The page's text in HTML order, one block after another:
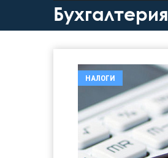
Бухгалтерия
НАЛОГИ